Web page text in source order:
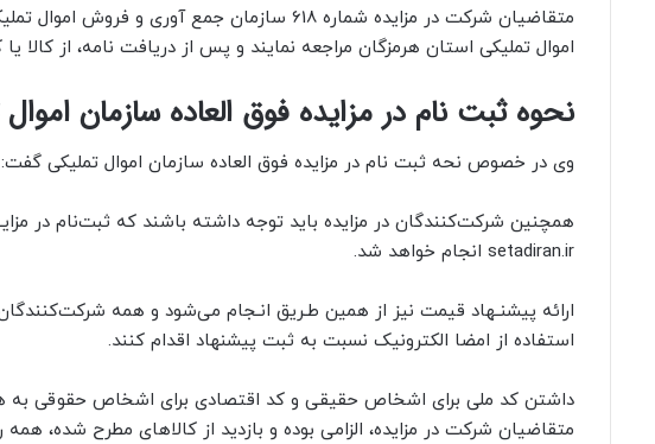
متقاضیان شرکت در مزایده شماره 618 سازمان جمع
اموال تملیکی استان هرمزگان مراجعه نمایند و پس از دریافت نامه، از کالا
نحوه ثبت نام در مزایده فوق العاده سازمان
وی در خصوص نحه ثبت نام در مزایده فوق العاده سازمان اموال تملیکی گفت:
همچنین شرکت‌کنندگان در مزایده باید توجه داشته باشند که ثبت‌نام در
setadiran.ir انجام خواهد شد.
ارائه پیشنـهاد قیمت نیز از همین طـریق انـجام می‌شود و همه شرکت‌کنندگان
استفاده از امضا الکترونیک نسبت به ثبت پیشنهاد اقدام کنند.
داشتن کد ملی برای اشخاص حقیقی و کد اقتصادی برای اشخاص حقوقی به
متقاضیان شرکت در مزایده، الزامی بوده و بازدید از کالاهای مطرح شده، همه روزه از ساعت ۸ صبح تا